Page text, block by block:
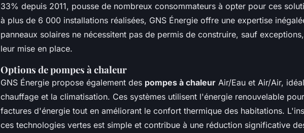
33% depuis 2011, pousse de nombreux consommateurs à opter pour ces
à plus de 6 000 installations réalisées, GNS Énergie offre une expertise
panneaux solaires ne nécessitent pas de permis de construire, sauf
leur mise en place.
Options de pompes à chaleur
GNS Énergie propose également des pompes à chaleur Air/Eau et Air/Air,
chauffage et la climatisation. Ces systèmes utilisent l'énergie renouvelable
factures d'énergie tout en améliorant le confort thermique des habitations.
ces technologies vertes est simple et contribue à une réduction significative